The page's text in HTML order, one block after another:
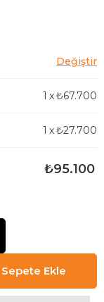
1 x₺67.700
1 x₺27.700
₺95.100